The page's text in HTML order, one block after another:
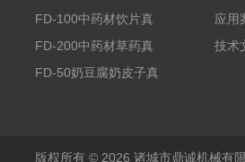
干机
FD-100中药材饮片真
空冻干机
FD-200中药材草药真
空冻干机
FD-50奶豆腐奶皮子真
应用
技术
版权所有 © 2026 诸城市鼎诚机械有